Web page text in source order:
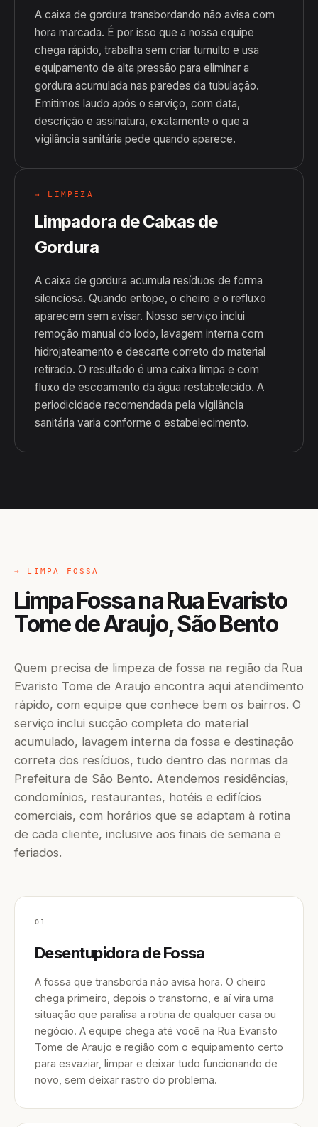
A caixa de gordura transbordando não avisa com
hora marcada. É por isso que a nossa equipe
chega rápido, trabalha sem criar tumulto e usa
equipamento de alta pressão para eliminar a
gordura acumulada nas paredes da tubulação.
Emitimos laudo após o serviço, com data,
descrição e assinatura, exatamente o que a
vigilância sanitária pede quando aparece.
→ LIMPEZA
Limpadora de Caixas de
Gordura
A caixa de gordura acumula resíduos de forma
silenciosa. Quando entope, o cheiro e o refluxo
aparecem sem avisar. Nosso serviço inclui
remoção manual do lodo, lavagem interna com
hidrojateamento e descarte correto do material
retirado. O resultado é uma caixa limpa e com
fluxo de escoamento da água restabelecido. A
periodicidade recomendada pela vigilância
sanitária varia conforme o estabelecimento.
→ LIMPA FOSSA
Limpa Fossa na Rua Evaristo
Tome de Araujo, São Bento
Quem precisa de limpeza de fossa na região da Rua
Evaristo Tome de Araujo encontra aqui atendimento
rápido, com equipe que conhece bem os bairros. O
serviço inclui sucção completa do material
acumulado, lavagem interna da fossa e destinação
correta dos resíduos, tudo dentro das normas da
Prefeitura de São Bento. Atendemos residências,
condomínios, restaurantes, hotéis e edifícios
comerciais, com horários que se adaptam à rotina
de cada cliente, inclusive aos finais de semana e
feriados.
01
Desentupidora de Fossa
A fossa que transborda não avisa hora. O cheiro
chega primeiro, depois o transtorno, e aí vira uma
situação que paralisa a rotina de qualquer casa ou
negócio. A equipe chega até você na Rua Evaristo
Tome de Araujo e região com o equipamento certo
para esvaziar, limpar e deixar tudo funcionando de
novo, sem deixar rastro do problema.